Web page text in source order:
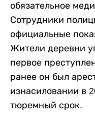
обязательное
Сотрудники
официальные
Жители деревни
первое
ранее он был
изнасиловании в
тюремный срок.